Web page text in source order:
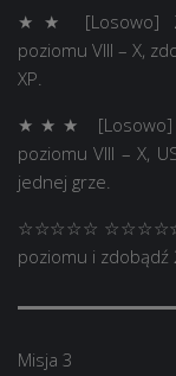
★★ [Losowo]
poziomu VIII – X,
XP.
★★★ [Losowo]
poziomu VIII – X,
jednej grze.
☆☆☆☆☆ ☆☆☆☆☆
poziomu i zdobądź
Misja 3